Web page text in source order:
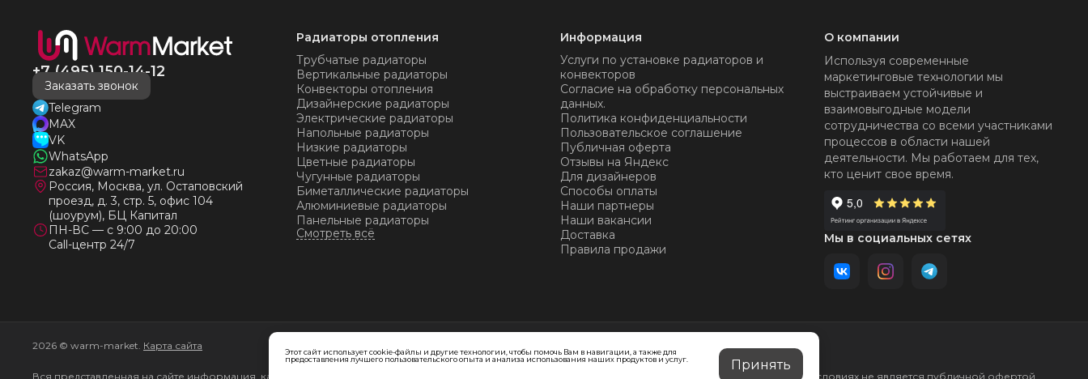
+7 (495) 150-14-12
Заказать звонок
Telegram
MAX
VK
WhatsApp
zakaz@warm-market.ru
Россия, Москва, ул. Остаповский
проезд, д. 3, стр. 5, офис 104
(шоурум), БЦ Капитал
ПН-ВС — с 9:00 до 20:00
Call-центр 24/7
Радиаторы отопления
Трубчатые радиаторы
Вертикальные радиаторы
Конвекторы отопления
Дизайнерские радиаторы
Электрические радиаторы
Напольные радиаторы
Низкие радиаторы
Цветные радиаторы
Чугунные радиаторы
Биметаллические радиаторы
Алюминиевые радиаторы
Панельные радиаторы
Информация
Услуги по установке радиаторов и
конвекторов
Согласие на обработку персональных
данных.
Политика конфиденциальности
Пользовательское соглашение
Публичная оферта
Отзывы на Яндекс
Для дизайнеров
Способы оплаты
Наши партнеры
Наши вакансии
Доставка
Правила продажи
О компании
Используя современные
маркетинговые технологии мы
выстраиваем устойчивые и
взаимовыгодные модели
сотрудничества со всеми участниками
процессов в области нашей
деятельности. Мы работаем для тех,
кто ценит свое время.
Мы в социальных сетях
2026 © warm-market. Карта сайта
Вся представленная на сайте информация, касающаяся характеристик, стоимости товаров и услуг, носит информационный характер и ни при каких условиях не является публичной офертой,
Этот сайт использует cookie-файлы и другие технологии, чтобы помочь Вам в навигации, а также для
предоставления лучшего пользовательского опыта и анализа использования наших продуктов и услуг.
Принять